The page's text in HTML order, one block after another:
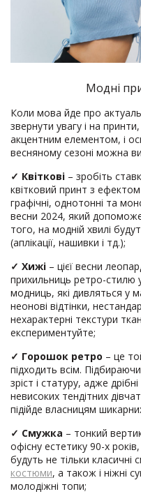
Модні
Коли мова йде про
звернути увагу і на
акцентним елементом, і
весняному сезоні можна
✓ Квіткові – зробіть
квітковий принт з
графічні, однотонні та
весни 2024, який
того, на модній хвилі
(аплікації, нашивки і тд.);
✓ Хижі – цієї весни
прихильниць ретро-стилю
модниць, які дивляться у
неонові відтінки,
нехарактерні текстури
експериментуйте;
✓ Горошок ретро – це
підходить всім.
зріст і статуру, адже
невисоких тендітних
підійде власницям
✓ Смужка – тонкий
офісну естетику 90-х
будуть не тільки класичні
костюми, а також і ніжні
молодіжні топи;